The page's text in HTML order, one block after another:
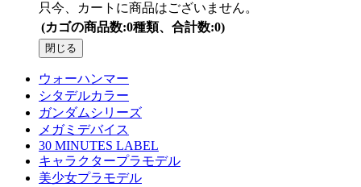
只今、カートに商品はございません。
(カゴの商品数:0種類、合計数:0)
閉じる
ウォーハンマー
シタデルカラー
ガンダムシリーズ
メガミデバイス
30 MINUTES LABEL
キャラクタープラモデル
美少女プラモデル